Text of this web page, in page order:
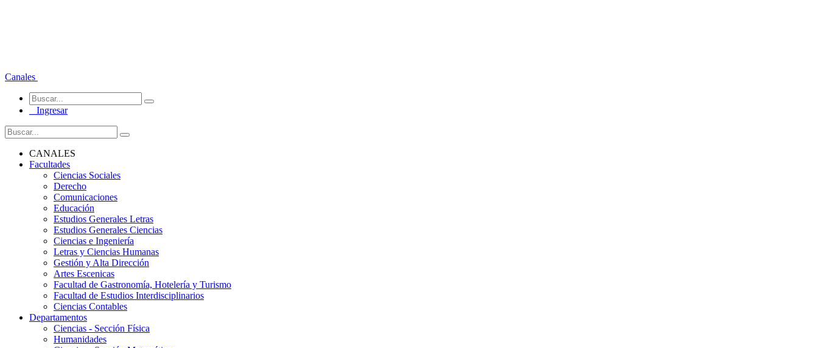
Canales
Ingresar
CANALES
Facultades
Ciencias Sociales
Derecho
Comunicaciones
Educación
Estudios Generales Letras
Estudios Generales Ciencias
Ciencias e Ingeniería
Letras y Ciencias Humanas
Gestión y Alta Dirección
Artes Escenicas
Facultad de Gastronomía, Hotelería y Turismo
Facultad de Estudios Interdisciplinarios
Ciencias Contables
Departamentos
Ciencias - Sección Física
Humanidades